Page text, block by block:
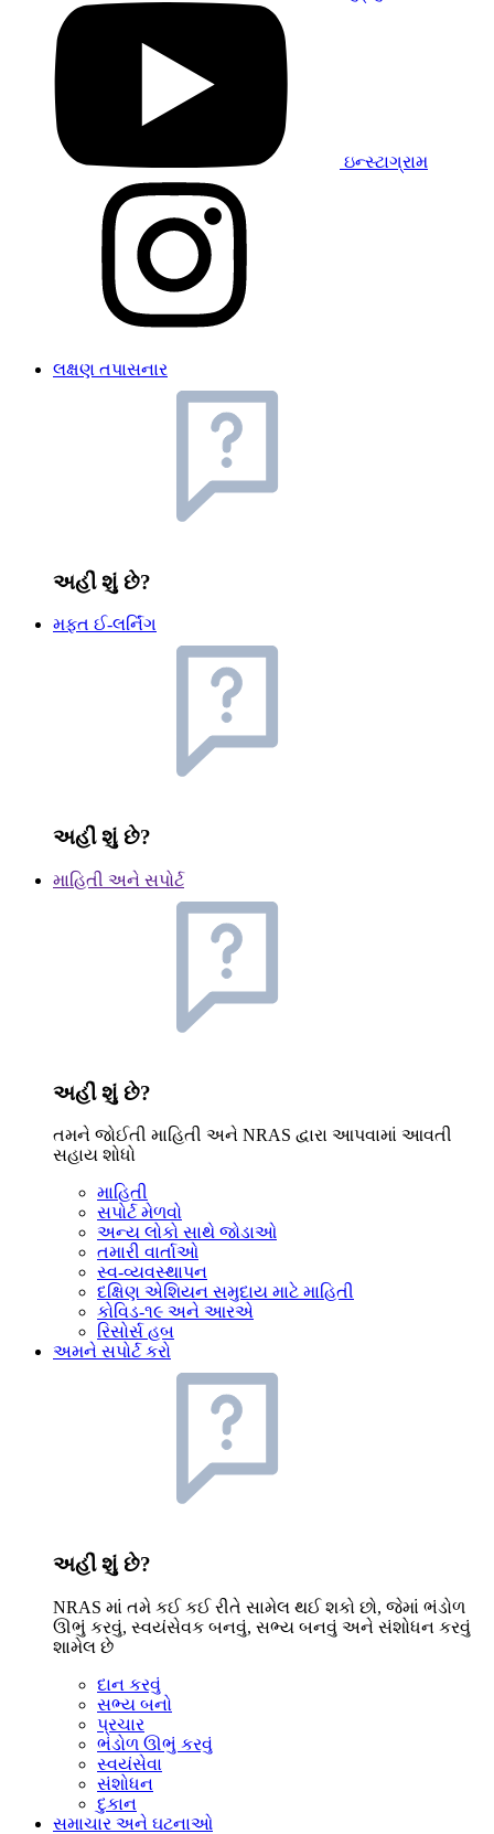
ઇન્સ્ટાગ્રામ
લક્ષણ તપાસનાર
અહીં શું છે?
મફત ઈ-લર્નિંગ
અહીં શું છે?
માહિતી અને સપોર્ટ
અહીં શું છે?
તમને જોઈતી માહિતી અને NRAS દ્વારા આપવામાં આવતી
સહાય શોધો
માહિતી
સપોર્ટ મેળવો
અન્ય લોકો સાથે જોડાઓ
તમારી વાર્તાઓ
સ્વ-વ્યવસ્થાપન
દક્ષિણ એશિયન સમુદાય માટે માહિતી
કોવિડ-૧૯ અને આરએ
રિસોર્સ હબ
અમને સપોર્ટ કરો
અહીં શું છે?
NRAS માં તમે કઈ કઈ રીતે સામેલ થઈ શકો છો, જેમાં ભંડોળ
ઊભું કરવું, સ્વયંસેવક બનવું, સભ્ય બનવું અને સંશોધન કરવું
શામેલ છે
દાન કરવું
સભ્ય બનો
પ્રચાર
ભંડોળ ઊભું કરવું
સ્વયંસેવા
સંશોધન
દુકાન
સમાચાર અને ઘટનાઓ